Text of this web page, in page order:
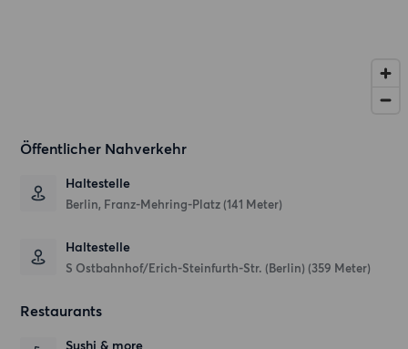
Öffentlicher Nahverkehr
Haltestelle
Berlin, Franz-Mehring-Platz (141 Meter)
Haltestelle
S Ostbahnhof/Erich-Steinfurth-Str. (Berlin) (359 Meter)
Restaurants